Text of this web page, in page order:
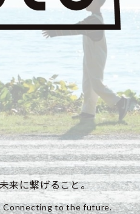
来に繋げること。
to the future.